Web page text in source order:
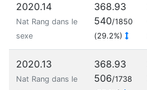
2020.14
Nat Rang dans le
sexe
368.93
540/1850
(29.2%)
2020.13
Nat Rang dans le
368.93
506/1738